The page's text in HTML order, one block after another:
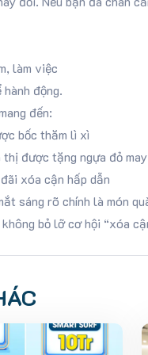
làm việc
động.
đến:
bốc thăm lì xì
được tặng ngựa đỏ
xóa cận hấp dẫn
sáng rõ chính là món
bỏ lỡ cơ hội “xóa